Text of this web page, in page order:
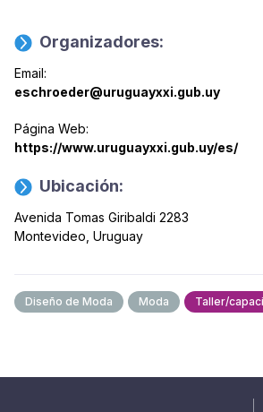
Organizadores:
Email:
eschroeder@uruguayxxi.gub.uy
Página Web:
https://www.uruguayxxi.gub.uy/es/
Ubicación:
Avenida Tomas Giribaldi 2283
Montevideo, Uruguay
Diseño de Moda Moda Taller/